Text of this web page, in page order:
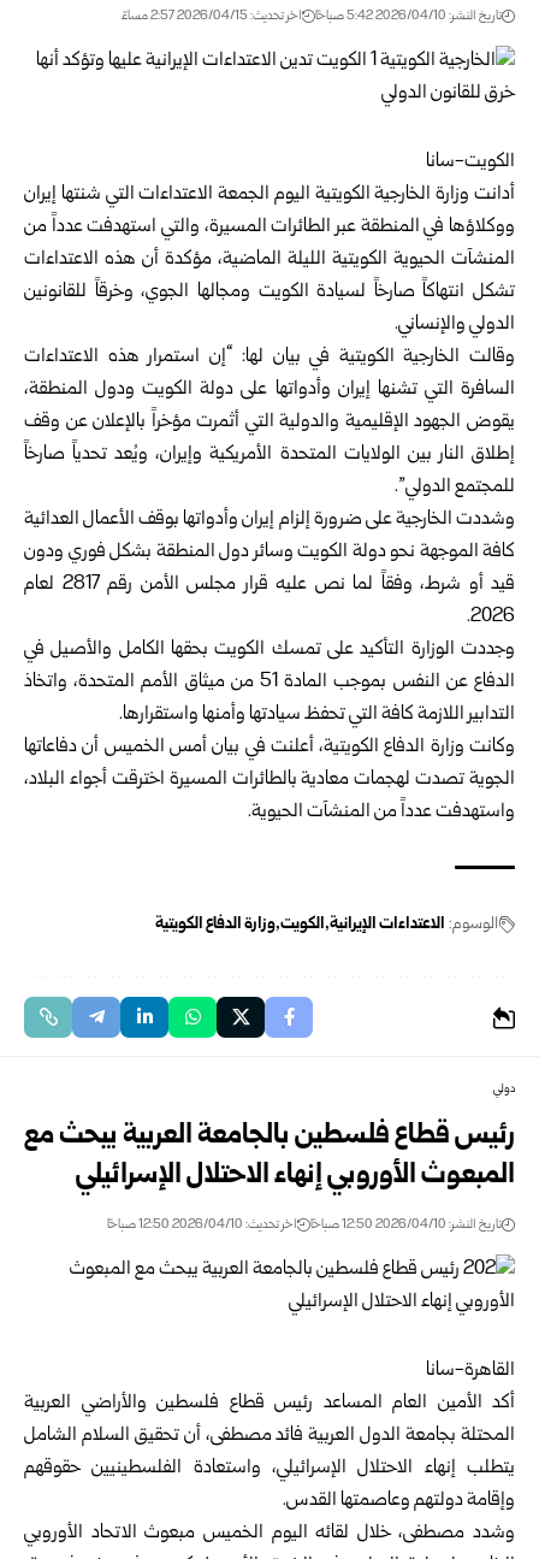
تاريخ النشر: 2026/04/10 5:42 صباحًا اخر تحديث: 2026/04/15 2:57 مساءً
الكويت-سانا
أدانت وزارة الخارجية الكويتية اليوم الجمعة الاعتداءات التي شنتها إيران
ووكلاؤها في المنطقة عبر الطائرات المسيرة، والتي استهدفت عدداً من
المنشآت الحيوية الكويتية الليلة الماضية، مؤكدة أن هذه الاعتداءات
تشكل انتهاكاً صارخاً لسيادة الكويت ومجالها الجوي، وخرقاً للقانونين
الدولي والإنساني.
وقالت الخارجية الكويتية في بيان لها: “إن استمرار هذه الاعتداءات
السافرة التي تشنها إيران وأدواتها على دولة الكويت ودول المنطقة،
يقوض الجهود الإقليمية والدولية التي أثمرت مؤخراً بالإعلان عن وقف
إطلاق النار بين الولايات المتحدة الأمريكية وإيران، ويُعد تحدياً صارخاً
للمجتمع الدولي”.
وشددت الخارجية على ضرورة إلزام إيران وأدواتها بوقف الأعمال العدائية
كافة الموجهة نحو دولة الكويت وسائر دول المنطقة بشكل فوري ودون
قيد أو شرط، وفقاً لما نص عليه قرار مجلس الأمن رقم 2817 لعام
2026.
وجددت الوزارة التأكيد على تمسك الكويت بحقها الكامل والأصيل في
الدفاع عن النفس بموجب المادة 51 من ميثاق الأمم المتحدة، واتخاذ
التدابير اللازمة كافة التي تحفظ سيادتها وأمنها واستقرارها.
وكانت وزارة الدفاع الكويتية، أعلنت في بيان أمس الخميس أن دفاعاتها
الجوية تصدت لهجمات معادية بالطائرات المسيرة اخترقت أجواء البلاد،
واستهدفت عدداً من المنشآت الحيوية.
الوسوم: الاعتداءات الإيرانية الكويت وزارة الدفاع الكويتية
دولي
رئيس قطاع فلسطين بالجامعة العربية يبحث مع
المبعوث الأوروبي إنهاء الاحتلال الإسرائيلي
تاريخ النشر: 2026/04/10 12:50 صباحًا اخر تحديث: 2026/04/10 12:50 صباحًا
القاهرة-سانا
أكد الأمين العام المساعد رئيس قطاع فلسطين والأراضي العربية
المحتلة بجامعة الدول العربية فائد مصطفى، أن تحقيق السلام الشامل
يتطلب إنهاء الاحتلال الإسرائيلي، واستعادة الفلسطينيين حقوقهم
وإقامة دولتهم وعاصمتها القدس.
وشدد مصطفى، خلال لقائه اليوم الخميس مبعوث الاتحاد الأوروبي